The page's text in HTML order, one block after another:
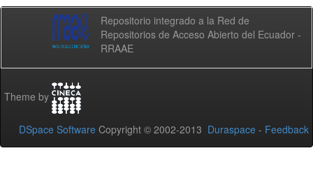
Repositorio integrado a la Red de
Repositorios de Acceso Abierto del Ecuador -
RRAAE
Theme by
DSpace Software Copyright © 2002-2013 Duraspace - Feedback